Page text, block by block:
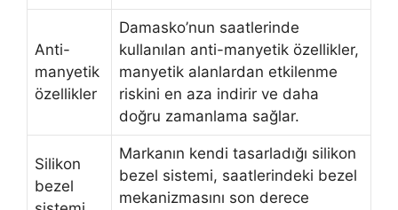
Anti-
manyetik
özellikler
Damasko’nun saatlerinde
kullanılan anti-manyetik özellikler,
manyetik alanlardan etkilenme
riskini en aza indirir ve daha
doğru zamanlama sağlar.
Silikon
bezel
Markanın kendi tasarladığı silikon
bezel sistemi, saatlerindeki bezel
mekanizmasını son derece